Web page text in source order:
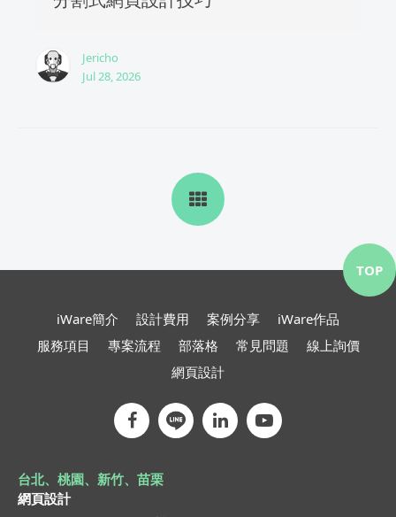
Jericho
Jul 28, 2026
iWare簡介 設計費用 案例分享
iWare作品
服務項目
專案流程 部落格 常見問題
線上詢價
網頁設計
台北、桃園、新竹、苗栗
網頁設計
TOP